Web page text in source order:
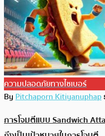
ความปลอดภัยทางไซเบอร์
ByPitchaporn Kitiyanuphap
การโจมตีแบบ Sandwich